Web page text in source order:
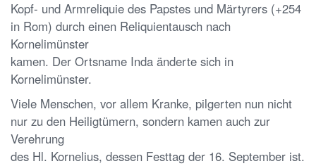
Kopf- und Armreliquie des Papstes und Märtyrers (+254
in Rom) durch einen Reliquientausch nach
Kornelimünster
kamen. Der Ortsname Inda änderte sich in
Kornelimünster.
Viele Menschen, vor allem Kranke, pilgerten nun nicht
nur zu den Heiligtümern, sondern kamen auch zur
Verehrung
des Hl. Kornelius, dessen Festtag der 16. September ist.